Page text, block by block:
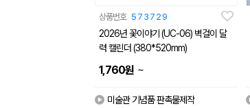
상품번호 573729
2026년 꽃이야기 (UC-06) 벽걸이 달
력 캘린더 (380*520mm)
1,760원 ~
미술관 기념품 판촉물제작